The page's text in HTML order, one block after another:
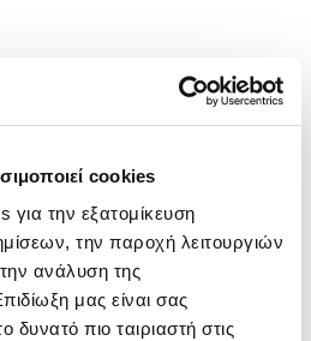
cookies
για την εξατομίκευση
την παροχή λειτουργιών
ανάλυση της
μας είναι σας
πιο ταιριαστή στις